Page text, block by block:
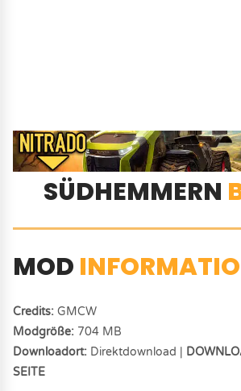
SÜDHEMMERN
MOD
Credits: GMCW
Modgröße: 704 MB
Downloadort: Direktdownload |
SEITE